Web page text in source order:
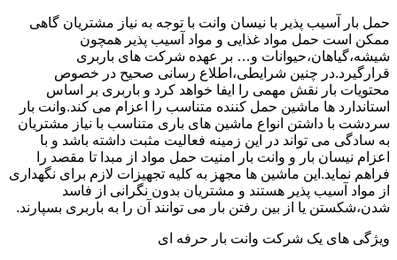
حمل بار آسیب پذیر با نیسان وانت با توجه به نیاز مشتریان گاهی
ممکن است حمل مواد غذایی و مواد آسیب پذیر همچون
شیشه،گیاهان،حیوانات و… بر عهده شرکت های باربری
قرارگیرد.در چنین شرایطی،اطلاع رسانی صحیح در خصوص
محتویات بار نقش مهمی را ایفا خواهد کرد و باربری بر اساس
استاندارد ها ماشین حمل کننده متناسب را اعزام می کند.وانت بار
سردشت با داشتن انواع ماشین های باری متناسب با نیاز مشتریان
به سادگی می تواند در این زمینه فعالیت مثبت داشته باشد و با
اعزام نیسان بار و وانت بار امنیت حمل مواد از مبدا تا مقصد را
فراهم نماید.این ماشین ها مجهز به کلیه تجهیزات لازم برای نگهداری
از مواد آسیب پذیر هستند و مشتریان بدون نگرانی از فاسد
شدن،شکستن یا از بین رفتن بار می توانند آن را به باربری بسپارند.
ویژگی های یک شرکت وانت بار حرفه ای